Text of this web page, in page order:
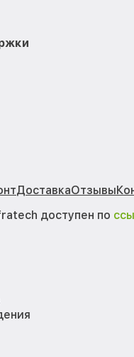
ДоставкаОтзывы
доступен по